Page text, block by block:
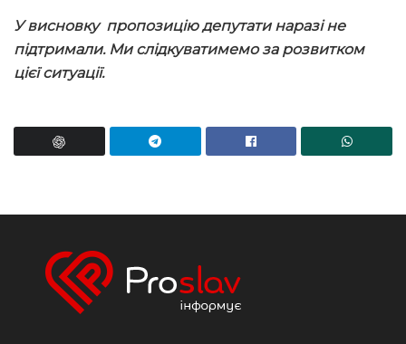
У висновку пропозицію депутати наразі не
підтримали. Ми слідкуватимемо за розвитком
цієї ситуації.